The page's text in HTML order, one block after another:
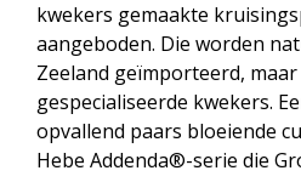
kwekers gemaakte
aangeboden. Die worden
Zeeland geïmporteerd,
gespecialiseerde kwekers.
opvallend paars bloeiende
Hebe Addenda®-serie die